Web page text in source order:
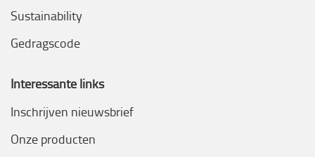
Sustainability
Gedragscode
Interessante links
Inschrijven nieuwsbrief
Onze producten